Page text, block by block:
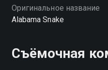
Оригинальное название
Alabama Snake
Съёмочная